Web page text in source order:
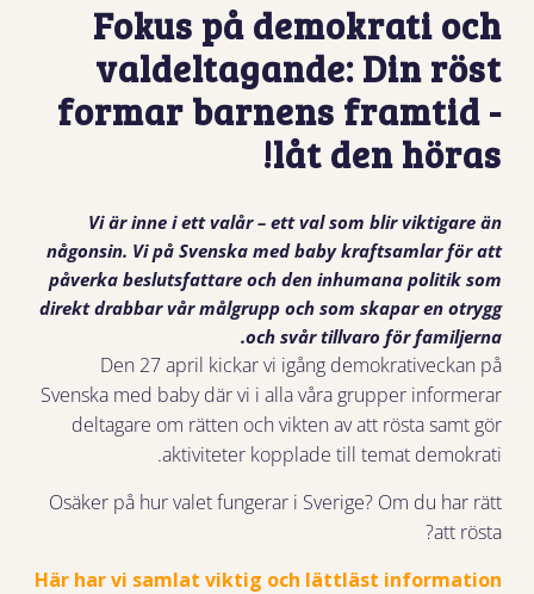
Fokus på demokrati och
valdeltagande: Din röst
formar barnens framtid -
låt den höras!
Vi är inne i ett valår – ett val som blir viktigare än
någonsin. Vi på Svenska med baby kraftsamlar för att
påverka beslutsfattare och den inhumana politik som
direkt drabbar vår målgrupp och som skapar en otrygg
och svår tillvaro för familjerna.
Den 27 april kickar vi igång demokrativeckan på
Svenska med baby där vi i alla våra grupper informerar
deltagare om rätten och vikten av att rösta samt gör
aktiviteter kopplade till temat demokrati.
Osäker på hur valet fungerar i Sverige? Om du har rätt
att rösta?
Här har vi samlat viktig och lättläst information